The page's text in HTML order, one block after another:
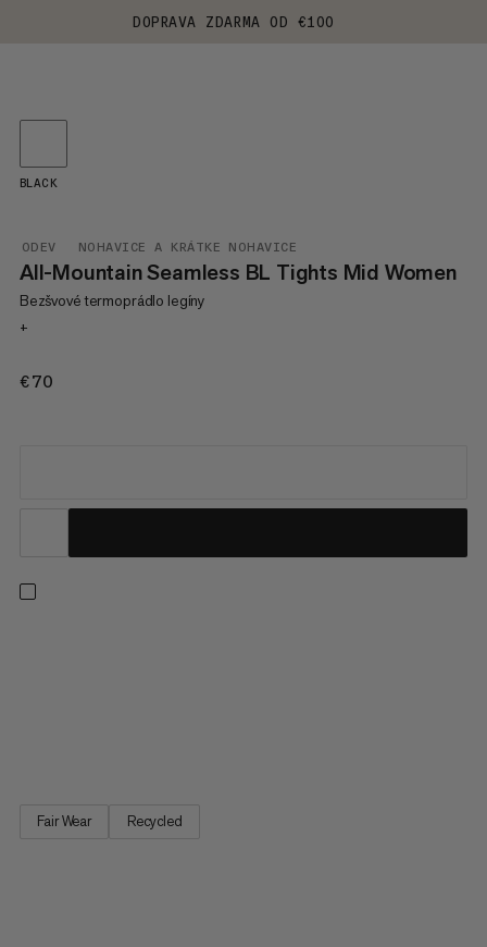
DOPRAVA ZDARMA OD €100
ODEV NOHAVICE A KRÁTKE NOHAVICE
All-Mountain Seamless BL Tights Mid Women
Bezšvové termoprádlo legíny
+
€70
BLACK
Fair Wear Recycled